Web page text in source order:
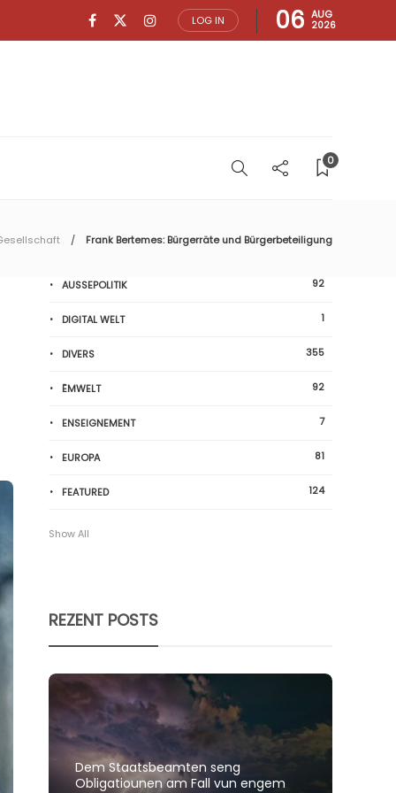
LOG IN 06 AUG
2026
0
Frank Bertemes: Bürgerräte und Bürgerbeteiligung
AUSSEPOLITIK 92
DIGITAL WELT 1
DIVERS 355
ËMWELT 92
ENSEIGNEMENT 7
EUROPA 81
FEATURED 124
Show All
REZENT POSTS
Dem Staatsbeamten seng
Obligatiounen am Fall vun engem